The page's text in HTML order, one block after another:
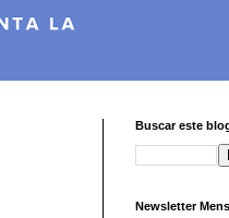
Buscar este
Newsletter